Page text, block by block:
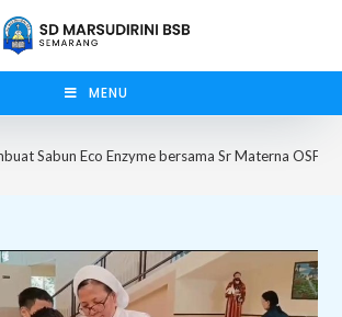
MENU
Sabun Eco Enzyme bersama Sr Materna OSF